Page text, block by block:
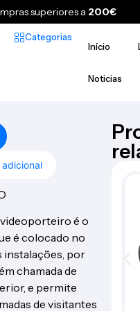
superiores a 200€
Categorias
Início
Noticias
é o
é colocado no
instalações, por
chamada de
e permite
de visitantes